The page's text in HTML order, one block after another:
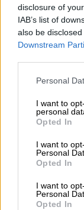
disclosure of
IAB’s list of
also be
Downstream
Please note that
not limited to
grant or deny
use your data
consent section.
Personal
I want to
personal
Opted In
I want to
Personal
Opted In
I want to
Personal
Opted In
Μιλώντας
Action24, ο κ.
σύστημαμε
αγοράς,
«Έχουμε
δεν υπήρχε
το
είναι η πιο
φθηνές